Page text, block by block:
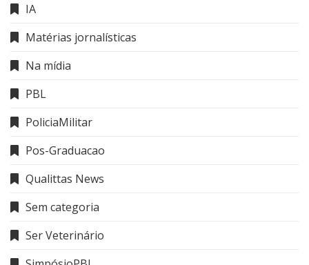
IA
Matérias jornalísticas
Na mídia
PBL
PoliciaMilitar
Pos-Graduacao
Qualittas News
Sem categoria
Ser Veterinário